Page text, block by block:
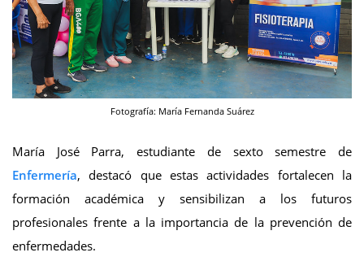
Fotografía: María Fernanda Suárez
María José Parra, estudiante de sexto semestre de
Enfermería, destacó que estas actividades fortalecen la
formación académica y sensibilizan a los futuros
profesionales frente a la importancia de la prevención de
enfermedades.